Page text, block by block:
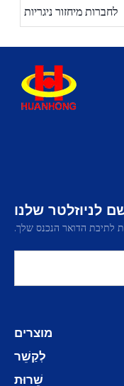
לחברות מיחזור ניגריות
לניוזלטר שלנו
לתיבת הדואר הנכנס שלך.
מוצרים
לְקַשֵׁר
שֵׁרוּת